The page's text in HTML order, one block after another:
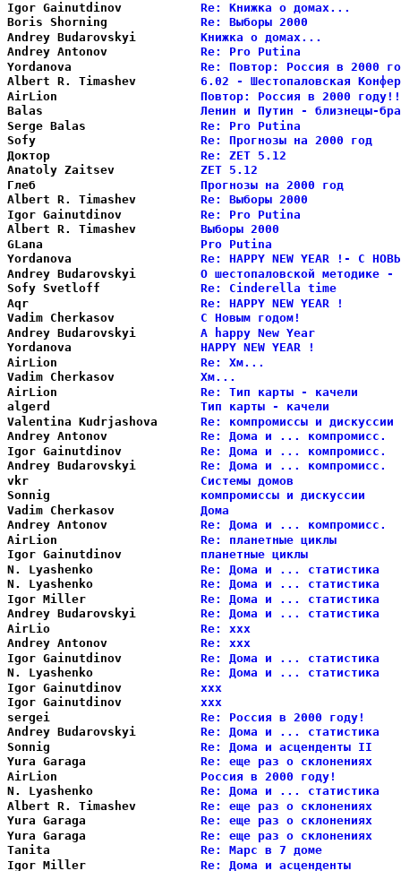
Igor Gainutdinov
Re: Книжка о
Boris Shorning
Re: Выборы
Andrey Budarovskyi
Книжка о
Andrey Antonov
Re: Pro
Yordanova
Re: Повтор: Россия в
Albert R. Timashev
6.02 - Шестопаловская
AirLion
Повтор: Россия в 2000
Balas
Ленин и Путин - близнецы-
Serge Balas
Re: Pro
Sofy
Re: Прогнозы на
Доктор
Re: ZET
Anatoly Zaitsev
ZET
Глеб
Прогнозы на
Albert R. Timashev
Re: Выборы
Igor Gainutdinov
Re: Pro
Albert R. Timashev
Выборы
GLana
Pro
Yordanova
Re: HAPPY NEW YEAR !- С
Andrey Budarovskyi
О шестопаловской методике
Sofy Svetloff
Re: Cinderella
Aqr
Re: HAPPY NEW
Vadim Cherkasov
С Новым
Andrey Budarovskyi
A happy New
Yordanova
HAPPY NEW
AirLion
Re:
Vadim Cherkasov
AirLion
Re: Тип карты -
algerd
Тип карты -
Valentina Kudrjashova
Re: компромиссы и
Andrey Antonov
Re: Дома и ...
Igor Gainutdinov
Re: Дома и ...
Andrey Budarovskyi
Re: Дома и ...
vkr
Системы
Sonnig
компромиссы и
Vadim Cherkasov
Andrey Antonov
Re: Дома и ...
AirLion
Re: планетные
Igor Gainutdinov
планетные
N. Lyashenko
Re: Дома и ...
N. Lyashenko
Re: Дома и ...
Igor Miller
Re: Дома и ...
Andrey Budarovskyi
Re: Дома и ...
AirLio
Re:
Andrey Antonov
Re:
Igor Gainutdinov
Re: Дома и ...
N. Lyashenko
Re: Дома и ...
Igor Gainutdinov
Igor Gainutdinov
sergei
Re: Россия в 2000
Andrey Budarovskyi
Re: Дома и ...
Sonnig
Re: Дома и
Yura Garaga
Re: еще раз о
AirLion
Россия в 2000
N. Lyashenko
Re: Дома и ...
Albert R. Timashev
Re: еще раз о
Yura Garaga
Re: еще раз о
Yura Garaga
Re: еще раз о
Tanita
Re: Марс в 7
Igor Miller
Re: Дома и